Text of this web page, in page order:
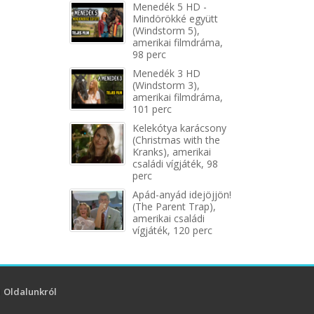
Menedék 5 HD -
Mindörökké együtt
(Windstorm 5),
amerikai filmdráma,
98 perc
Menedék 3 HD
(Windstorm 3),
amerikai filmdráma,
101 perc
Kelekótya karácsony
(Christmas with the
Kranks), amerikai
családi vígjáték, 98
perc
Apád-anyád idejöjjön!
(The Parent Trap),
amerikai családi
vígjáték, 120 perc
Oldalunkról